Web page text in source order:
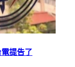
提告了